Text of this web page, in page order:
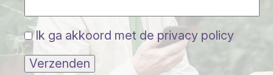
Ik ga akkoord met de privacy policy
Verzenden